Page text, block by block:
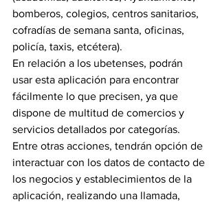
bomberos, colegios, centros sanitarios,
cofradías de semana santa, oficinas,
policía, taxis, etcétera).
En relación a los ubetenses, podrán
usar esta aplicación para encontrar
fácilmente lo que precisen, ya que
dispone de multitud de comercios y
servicios detallados por categorías.
Entre otras acciones, tendrán opción de
interactuar con los datos de contacto de
los negocios y establecimientos de la
aplicación, realizando una llamada,